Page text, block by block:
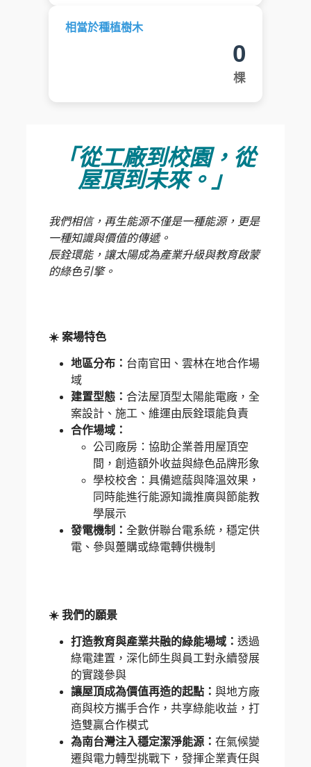
相當於種植樹木
0
棵
「從工廠到校園，從
屋頂到未來。」
我們相信，再生能源不僅是一種能源，更是
一種知識與價值的傳遞。
辰銓環能，讓太陽成為產業升級與教育啟蒙
的綠色引擎。
☀️ 案場特色
地區分布： 台南官田、雲林在地合作場
域
建置型態：合法屋頂型太陽能電廠，全
案設計、施工、維運由辰銓環能負責
合作場域：
公司廠房：協助企業善用屋頂空
間，創造額外收益與綠色品牌形象
學校校舍：具備遮蔭與降溫效果，
同時能進行能源知識推廣與節能教
學展示
發電機制：全數併聯台電系統，穩定供
電、參與躉購或綠電轉供機制
☀️ 我們的願景
打造教育與產業共融的綠能場域：透過
綠電建置，深化師生與員工對永續發展
的實踐參與
讓屋頂成為價值再造的起點：與地方廠
商與校方攜手合作，共享綠能收益，打
造雙贏合作模式
為南台灣注入穩定潔淨能源：在氣候變
遷與電力轉型挑戰下，發揮企業責任與